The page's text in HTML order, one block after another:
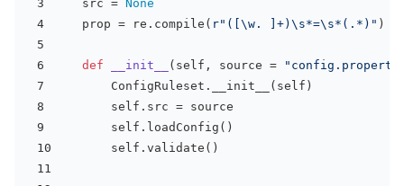
   src =
None
   prop = re.
compile ( r"([\w. ]+)\s*=\s*(.*)" )
def __init__ ( self, source =
       ConfigRuleset.__init__(self)
       self.src = source
       self.loadConfig()
       self.validate()